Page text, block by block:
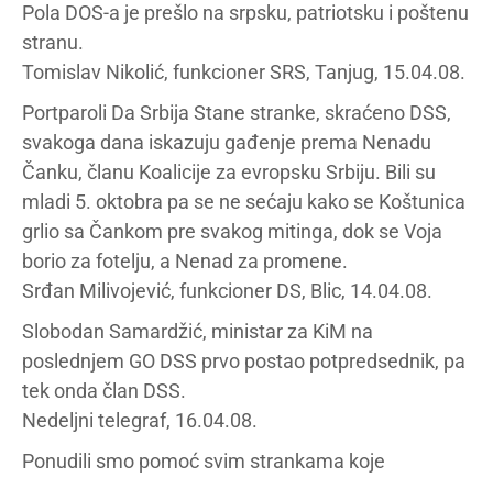
Pola DOS-a je prešlo na srpsku, patriotsku i poštenu
stranu.
Tomislav Nikolić, funkcioner SRS, Tanjug, 15.04.08.
Portparoli Da Srbija Stane stranke, skraćeno DSS,
svakoga dana iskazuju gađenje prema Nenadu
Čanku, članu Koalicije za evropsku Srbiju. Bili su
mladi 5. oktobra pa se ne sećaju kako se Koštunica
grlio sa Čankom pre svakog mitinga, dok se Voja
borio za fotelju, a Nenad za promene.
Srđan Milivojević, funkcioner DS, Blic, 14.04.08.
Slobodan Samardžić, ministar za KiM na
poslednjem GO DSS prvo postao potpredsednik, pa
tek onda član DSS.
Nedeljni telegraf, 16.04.08.
Ponudili smo pomoć svim strankama koje